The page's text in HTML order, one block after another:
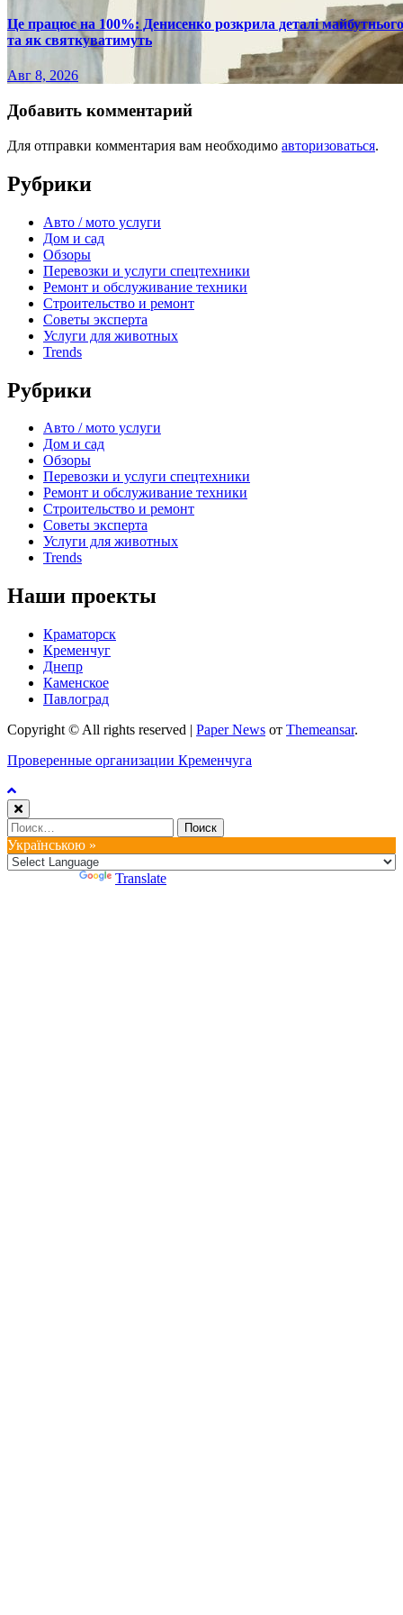
Це працює на 100%: Денисенко розкрила деталі майбутнього
та як святкуватимуть
Авг 8, 2026
Добавить комментарий
Для отправки комментария вам необходимо авторизоваться.
Рубрики
Авто / мото услуги
Дом и сад
Обзоры
Перевозки и услуги спецтехники
Ремонт и обслуживание техники
Строительство и ремонт
Советы эксперта
Услуги для животных
Trends
Рубрики
Авто / мото услуги
Дом и сад
Обзоры
Перевозки и услуги спецтехники
Ремонт и обслуживание техники
Строительство и ремонт
Советы эксперта
Услуги для животных
Trends
Наши проекты
Краматорск
Кременчуг
Днепр
Каменское
Павлоград
Copyright © All rights reserved | Paper News от Themeansar.
Проверенные организации Кременчуга
Найти:
Українською »
Translate